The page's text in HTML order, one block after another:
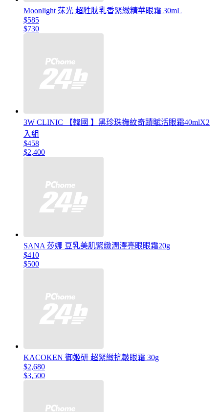
Moonlight 莯光 超胜肽乳香緊緻精華眼霜 30mL
$585
$730
3W CLINIC 【韓國 】黑珍珠撫紋奇蹟賦活眼霜40mlX2
入組
$458
$2,400
SANA 莎娜 豆乳美肌緊緻潤澤亮眼眼霜20g
$410
$500
KACOKEN 御姬研 超緊緻抗皺眼霜 30g
$2,680
$3,500